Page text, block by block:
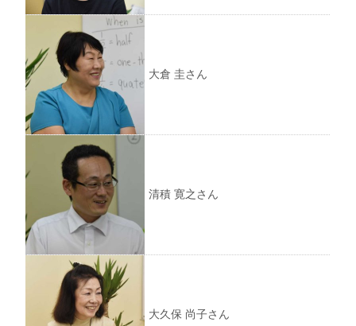
大倉 圭さん
清積 寛之さん
大久保 尚子さん